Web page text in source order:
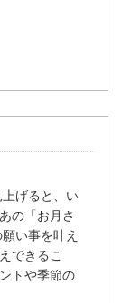
げると、い
の「お月さ
い事を叶え
できるこ
トや季節の